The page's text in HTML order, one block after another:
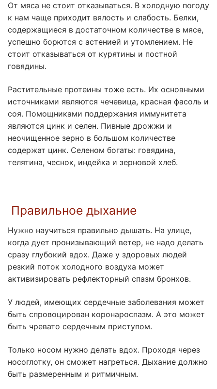
От мяса не стоит отказываться. В холодную погоду
к нам чаще приходит вялость и слабость. Белки,
содержащиеся в достаточном количестве в мясе,
успешно борются с астенией и утомлением. Не
стоит отказываться от курятины и постной
говядины.
Растительные протеины тоже есть. Их основными
источниками являются чечевица, красная фасоль и
соя. Помощниками поддержания иммунитета
являются цинк и селен. Пивные дрожжи и
неочищенное зерно в большом количестве
содержат цинк. Селеном богаты: говядина,
телятина, чеснок, индейка и зерновой хлеб.
Правильное дыхание
Нужно научиться правильно дышать. На улице,
когда дует пронизывающий ветер, не надо делать
сразу глубокий вдох. Даже у здоровых людей
резкий поток холодного воздуха может
активизировать рефлекторный спазм бронхов.
У людей, имеющих сердечные заболевания может
быть спровоцирован коронароспазм. А это может
быть чревато сердечным приступом.
Только носом нужно делать вдох. Проходя через
носоглотку, он сможет нагреться. Дыхание должно
быть размеренным и ритмичным.